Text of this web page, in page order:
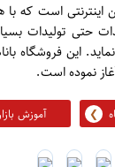
اینترنتی است که با
حتی تولیدات
این فروشگاه
آموزش